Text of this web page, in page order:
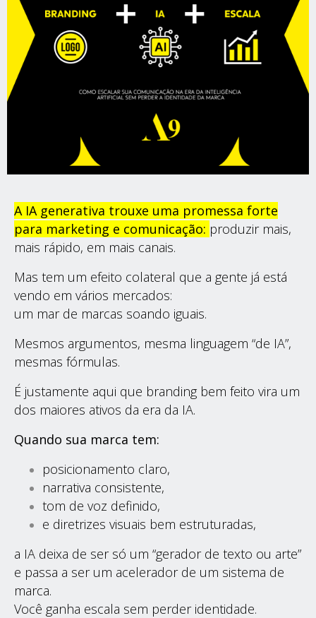
A IA generativa trouxe uma promessa forte
para marketing e comunicação: produzir mais,
mais rápido, em mais canais.
Mas tem um efeito colateral que a gente já está
vendo em vários mercados:
um mar de marcas soando iguais.
Mesmos argumentos, mesma linguagem “de IA”,
mesmas fórmulas.
É justamente aqui que branding bem feito vira um
dos maiores ativos da era da IA.
Quando sua marca tem:
posicionamento claro,
narrativa consistente,
tom de voz definido,
e diretrizes visuais bem estruturadas,
a IA deixa de ser só um “gerador de texto ou arte”
e passa a ser um acelerador de um sistema de
marca.
Você ganha escala sem perder identidade.